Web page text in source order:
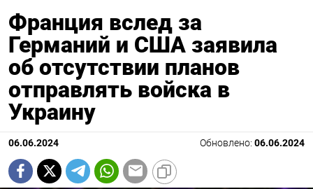
Франция вслед за
Германий и США заявила
об отсутствии планов
отправлять войска в
Украину
06.06.2024 Обновлено: 06.06.2024